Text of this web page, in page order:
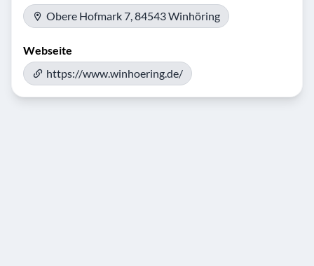
Obere Hofmark 7, 84543 Winhöring
Webseite
https://www.winhoering.de/